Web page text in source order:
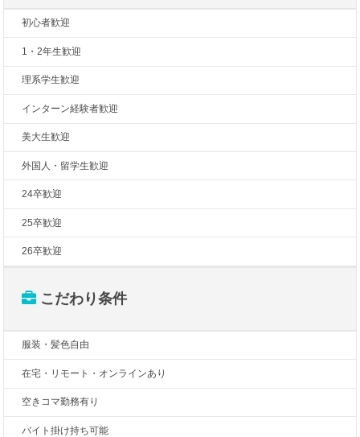
初心者歓迎
1・2年生歓迎
理系学生歓迎
インターン経験者歓迎
美大生歓迎
外国人・留学生歓迎
24卒歓迎
25卒歓迎
26卒歓迎
こだわり条件
服装・髪色自由
在宅・リモート・オンラインあり
空きコマ勤務有り
バイト掛け持ち可能